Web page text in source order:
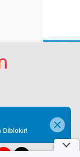
Kotak Pos
Diblokir!